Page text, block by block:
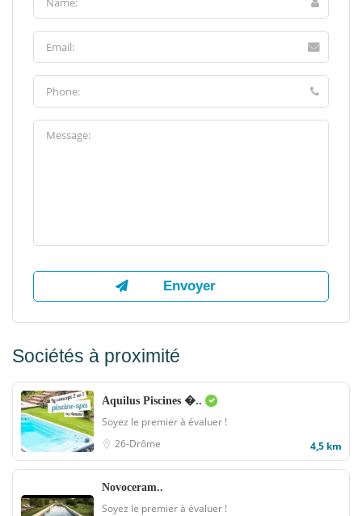
Sociétés à proximité
Aquilus Piscines �..
Soyez le premier à évaluer !
26-Drôme
4,5 km
Novoceram..
Soyez le premier à évaluer !